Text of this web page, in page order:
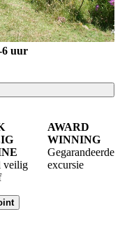
6 uur
veilig
AWARD
WINNING
Gegarandeerde
excursie